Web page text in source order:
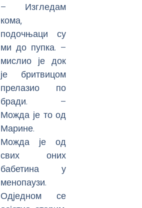
– Изгледам
кома,
подочњаци су
ми до пупка. –
мислио је док
је бритвицом
прелазио по
бради. –
Можда је то од
Марине.
Можда је од
свих оних
бабетина у
менопаузи.
Одједном се